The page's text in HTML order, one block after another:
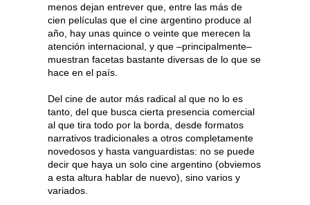
menos dejan entrever que, entre las más de
cien películas que el cine argentino produce al
año, hay unas quince o veinte que merecen la
atención internacional, y que –principalmente–
muestran facetas bastante diversas de lo que se
hace en el país.
Del cine de autor más radical al que no lo es
tanto, del que busca cierta presencia comercial
al que tira todo por la borda, desde formatos
narrativos tradicionales a otros completamente
novedosos y hasta vanguardistas: no se puede
decir que haya un solo cine argentino (obviemos
a esta altura hablar de nuevo), sino varios y
variados.